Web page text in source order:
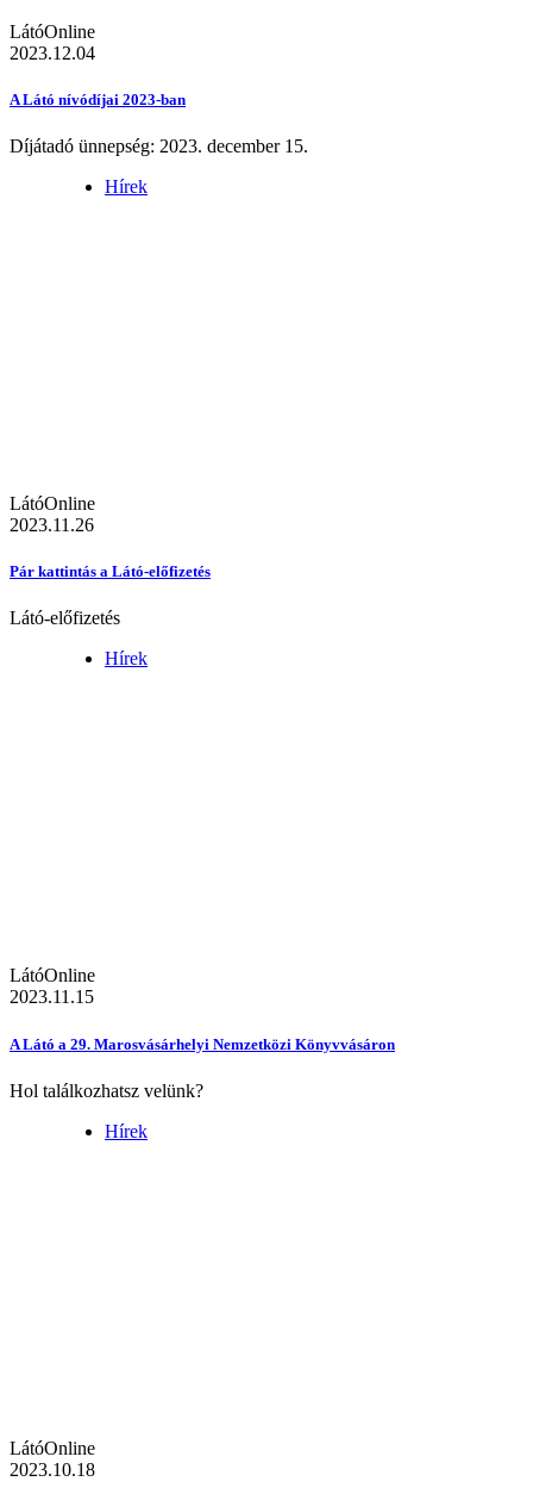
LátóOnline
2023.12.04
A Látó nívódíjai 2023-ban
Díjátadó ünnepség: 2023. december 15.
Hírek
LátóOnline
2023.11.26
Pár kattintás a Látó-előfizetés
Látó-előfizetés
Hírek
LátóOnline
2023.11.15
A Látó a 29. Marosvásárhelyi Nemzetközi Könyvvásáron
Hol találkozhatsz velünk?
Hírek
LátóOnline
2023.10.18